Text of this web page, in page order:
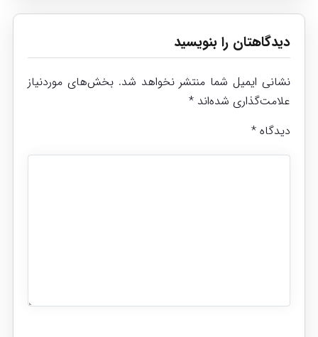
دیدگاهتان را بنویسید
نشانی ایمیل شما منتشر نخواهد شد. بخش‌های موردنیاز
علامت‌گذاری شده‌اند *
دیدگاه *